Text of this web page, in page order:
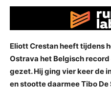
Eliott Crestan heeft tijdens
Ostrava het Belgisch
gezet. Hij ging vier keer de
en stootte daarmee Tibo